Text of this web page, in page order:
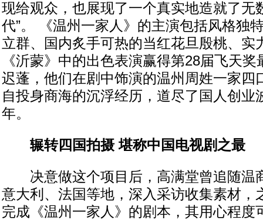
现给观众，也展现了一个真实地造就了无
代”。 《温州一家人》的主演包括风格独
立群、国内炙手可热的当红花旦殷桃、实
《沂蒙》中的出色表演赢得第28届飞天
迟蓬，他们在剧中饰演的温州周姓一家四
自投身商海的沉浮经历，道尽了国人创业
年。
辗转四国拍摄 堪称中国电视剧之最
决意做这个项目后，高满堂曾追随温
意大利、法国等地，深入采访收集素材，
完成《温州一家人》的剧本，其用心程度